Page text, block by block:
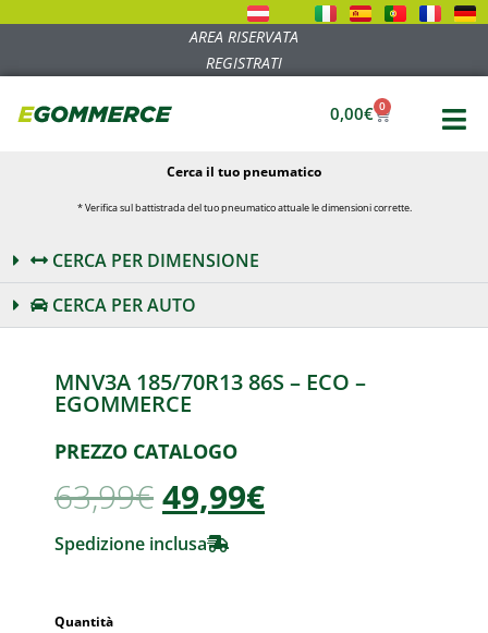
AREA RISERVATA
REGISTRATI
0,00€ 0
Cerca il tuo pneumatico
* Verifica sul battistrada del tuo pneumatico attuale le dimensioni corrette.
CERCA PER DIMENSIONE
CERCA PER AUTO
MNV3A 185/70R13 86S – ECO –
EGOMMERCE
PREZZO CATALOGO
63,99€49,99€
Spedizione inclusa
Quantità